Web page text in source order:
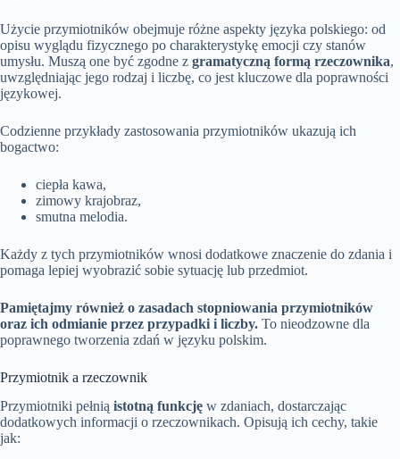
Użycie przymiotników obejmuje różne aspekty języka polskiego: od
opisu wyglądu fizycznego po charakterystykę emocji czy stanów
umysłu. Muszą one być zgodne z gramatyczną formą rzeczownika,
uwzględniając jego rodzaj i liczbę, co jest kluczowe dla poprawności
językowej.
Codzienne przykłady zastosowania przymiotników ukazują ich
bogactwo:
ciepła kawa,
zimowy krajobraz,
smutna melodia.
Każdy z tych przymiotników wnosi dodatkowe znaczenie do zdania i
pomaga lepiej wyobrazić sobie sytuację lub przedmiot.
Pamiętajmy również o zasadach stopniowania przymiotników
oraz ich odmianie przez przypadki i liczby. To nieodzowne dla
poprawnego tworzenia zdań w języku polskim.
Przymiotnik a rzeczownik
Przymiotniki pełnią istotną funkcję w zdaniach, dostarczając
dodatkowych informacji o rzeczownikach. Opisują ich cechy, takie
jak: